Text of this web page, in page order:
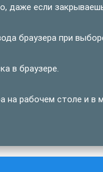
даже если
браузера при
в браузере.
на рабочем столе и